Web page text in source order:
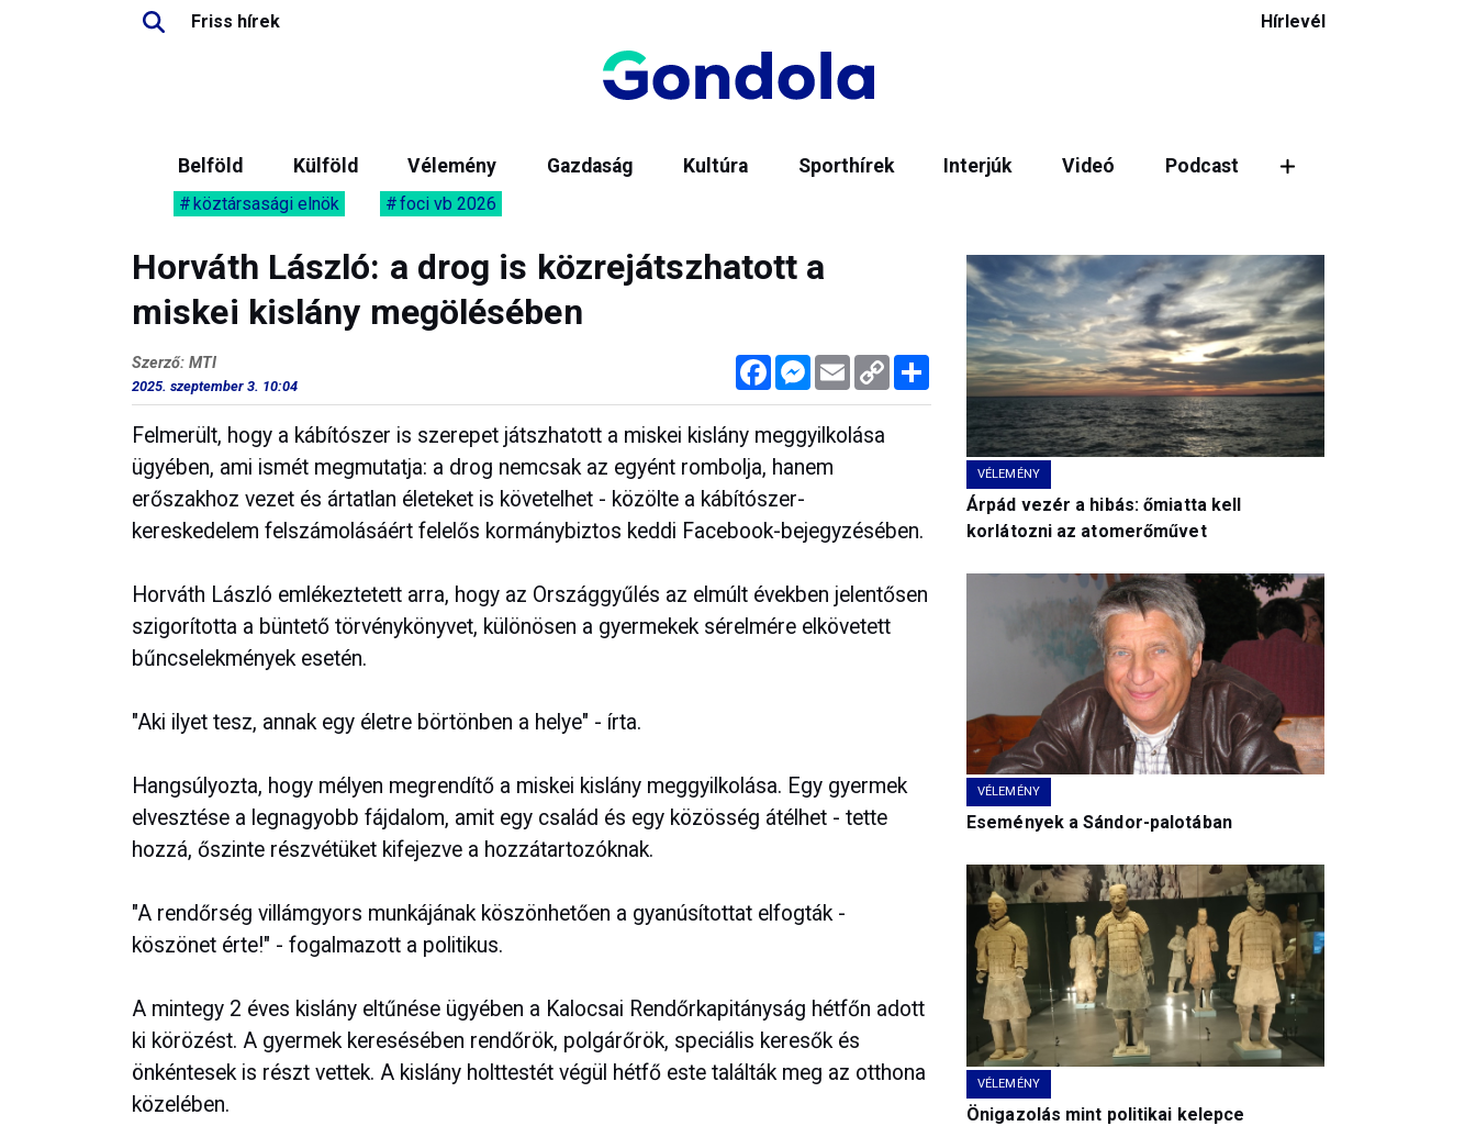
Friss hírek Hírlevél
Belföld Külföld Vélemény Gazdaság Kultúra Sporthírek Interjúk Videó Podcast
köztársasági elnök foci vb 2026
Horváth László: a drog is közrejátszhatott a
miskei kislány megölésében
FacebookMessenger
Email Copy
Link
Megosztás
Szerző: MTI
2025. szeptember 3. 10:04
Felmerült, hogy a kábítószer is szerepet játszhatott a miskei kislány meggyilkolása
ügyében, ami ismét megmutatja: a drog nemcsak az egyént rombolja, hanem
erőszakhoz vezet és ártatlan életeket is követelhet - közölte a kábítószer-
kereskedelem felszámolásáért felelős kormánybiztos keddi Facebook-bejegyzésében.
Horváth László emlékeztetett arra, hogy az Országgyűlés az elmúlt években jelentősen
szigorította a büntető törvénykönyvet, különösen a gyermekek sérelmére elkövetett
bűncselekmények esetén.
"Aki ilyet tesz, annak egy életre börtönben a helye" - írta.
Hangsúlyozta, hogy mélyen megrendítő a miskei kislány meggyilkolása. Egy gyermek
elvesztése a legnagyobb fájdalom, amit egy család és egy közösség átélhet - tette
hozzá, őszinte részvétüket kifejezve a hozzátartozóknak.
"A rendőrség villámgyors munkájának köszönhetően a gyanúsítottat elfogták -
köszönet érte!" - fogalmazott a politikus.
A mintegy 2 éves kislány eltűnése ügyében a Kalocsai Rendőrkapitányság hétfőn adott
ki körözést. A gyermek keresésében rendőrök, polgárőrök, speciális keresők és
önkéntesek is részt vettek. A kislány holttestét végül hétfő este találták meg az otthona
közelében.
VÉLEMÉNY
Árpád vezér a hibás: őmiatta kell
korlátozni az atomerőművet
VÉLEMÉNY
Események a Sándor-palotában
VÉLEMÉNY
Önigazolás mint politikai kelepce